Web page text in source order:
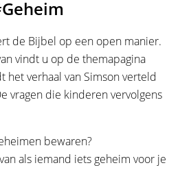
de Bijbel op een open manier.
vindt u op de themapagina
het verhaal van Simson verteld
vragen die kinderen vervolgens
bewaren?
als iemand iets geheim voor je